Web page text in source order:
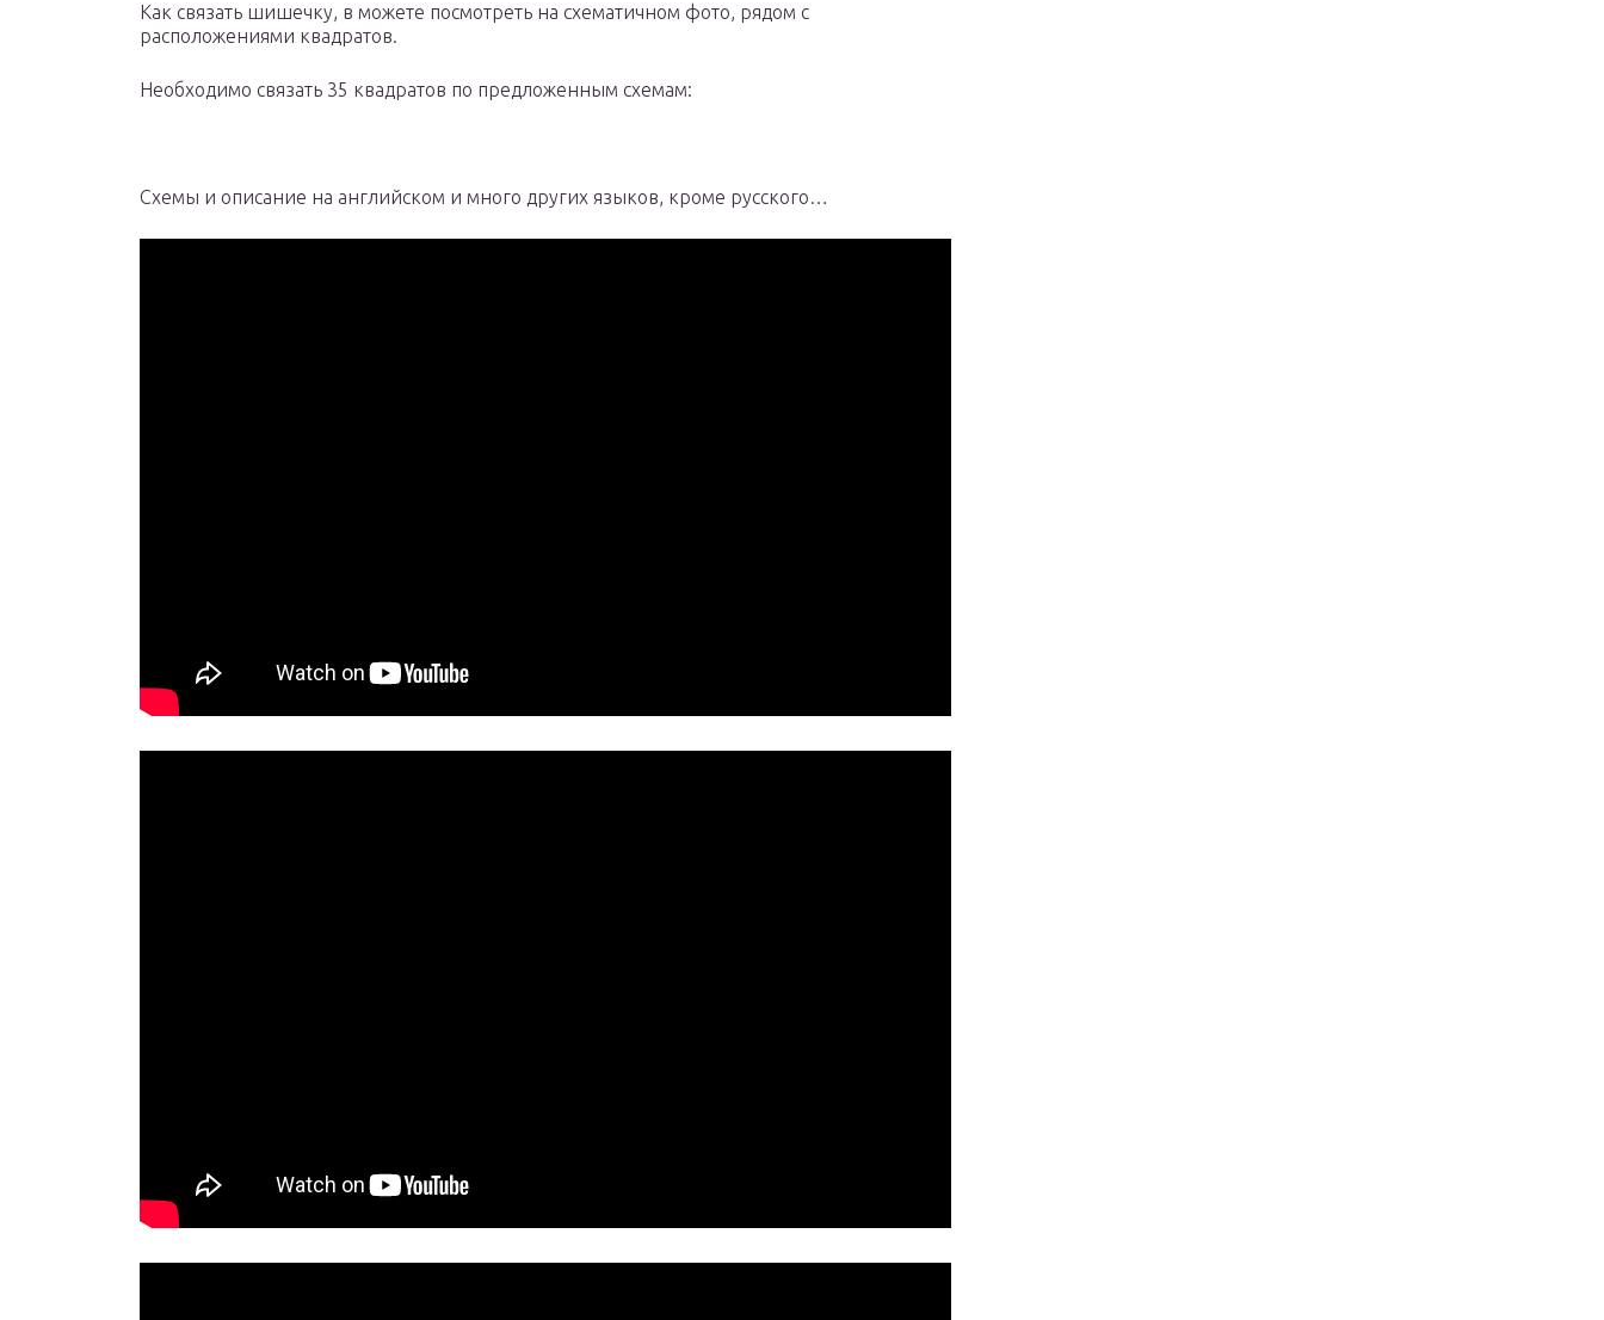
Как связать шишечку, в можете посмотреть на схематичном фото, рядом с
расположениями квадратов.
Необходимо связать 35 квадратов по предложенным схемам:
Схемы и описание на английском и много других языков, кроме русского…